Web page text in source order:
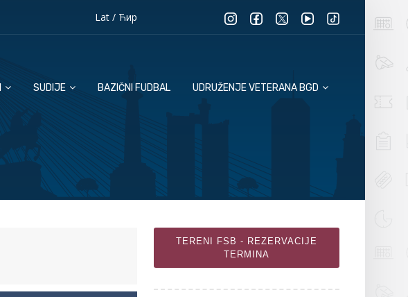
Lat/ Ћир
SUDIJE BAZIČNI FUDBAL UDRUŽENJE VETERANA BGD
TERENI FSB - REZERVACIJE
TERMINA